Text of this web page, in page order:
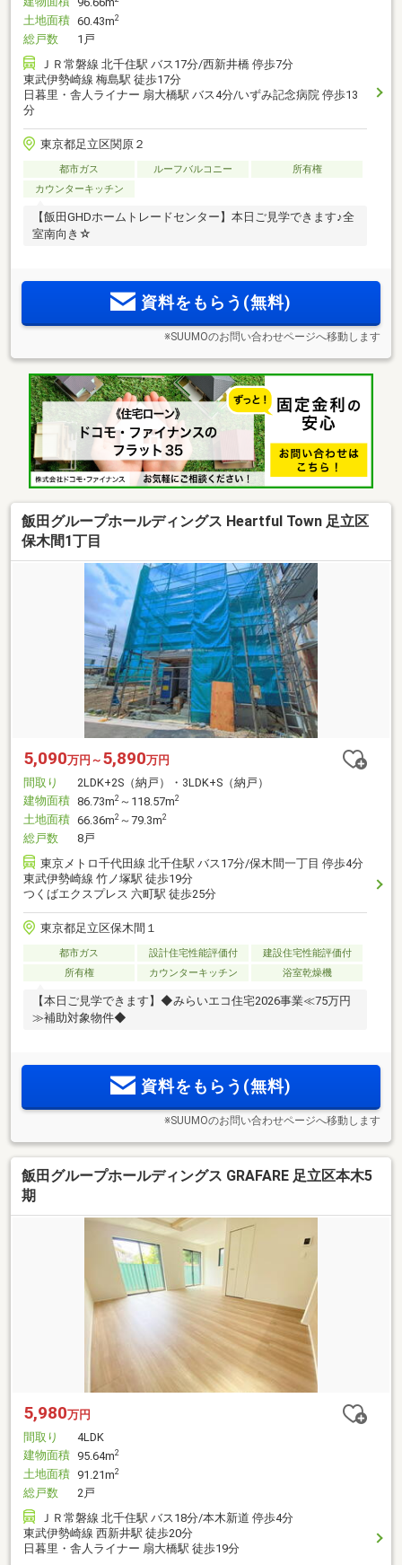
土地面積 60.43m2
総戸数
1戸
ＪＲ常磐線 北千住駅 バス17分/西新井橋 停歩7分
東武伊勢崎線 梅島駅 徒歩17分
日暮里・舎人ライナー 扇大橋駅 バス4分/いずみ記念病院 停歩13
分
東京都足立区関原２
都市ガス ルーフバルコニー
所有権
カウンターキッチン
【飯田GHDホームトレードセンター】本日ご見学できます♪全
室南向き☆
資料をもらう(無料)
※SUUMOのお問い合わせページへ移動します
飯田グループホールディングス Heartful Town 足立区
保木間1丁目
5,090万円～ 5,890万円
間取り
2LDK+2S（納戸）・3LDK+S（納戸）
建物面積 86.73m2 ～118.57m2
土地面積 66.36m2 ～79.3m2
総戸数
8戸
東京メトロ千代田線 北千住駅 バス17分/保木間一丁目 停歩4分
東武伊勢崎線 竹ノ塚駅 徒歩19分
つくばエクスプレス 六町駅 徒歩25分
東京都足立区保木間１
都市ガス 設計住宅性能評価付
建設住宅性能評価付
所有権
カウンターキッチン 浴室乾燥機
【本日ご見学できます】◆みらいエコ住宅2026事業≪75万円
≫補助対象物件◆
資料をもらう(無料)
※SUUMOのお問い合わせページへ移動します
飯田グループホールディングス GRAFARE 足立区本木5
期
5,980万円
間取り
4LDK
建物面積 95.64m2
土地面積 91.21m2
総戸数
2戸
ＪＲ常磐線 北千住駅 バス18分/本木新道 停歩4分
東武伊勢崎線 西新井駅 徒歩20分
日暮里・舎人ライナー 扇大橋駅 徒歩19分